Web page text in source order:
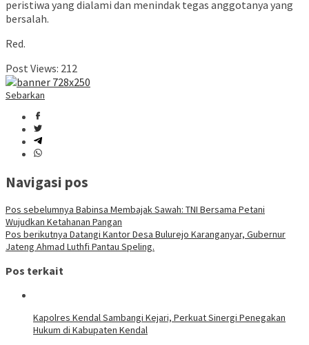
peristiwa yang dialami dan menindak tegas anggotanya yang
bersalah.
Red.
Post Views: 212
Sebarkan
Navigasi pos
Pos sebelumnya Babinsa Membajak Sawah: TNI Bersama Petani
Wujudkan Ketahanan Pangan
Pos berikutnya Datangi Kantor Desa Bulurejo Karanganyar, Gubernur
Jateng Ahmad Luthfi Pantau Speling.
Pos terkait
Kapolres Kendal Sambangi Kejari, Perkuat Sinergi Penegakan
Hukum di Kabupaten Kendal